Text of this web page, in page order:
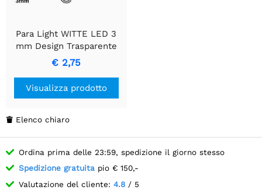
Para Light WITTE LED 3
mm Design Trasparente
€ 2,75
Visualizza prodotto
 Elenco chiaro
Ordina prima delle 23:59, spedizione il giorno stesso
Spedizione gratuita pio € 150,-
Valutazione del cliente: 4.8 / 5